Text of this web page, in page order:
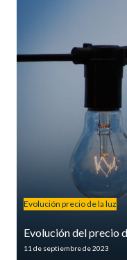
Evolución precio de la luz
Evolución del precio
11 de septiembre de 2023